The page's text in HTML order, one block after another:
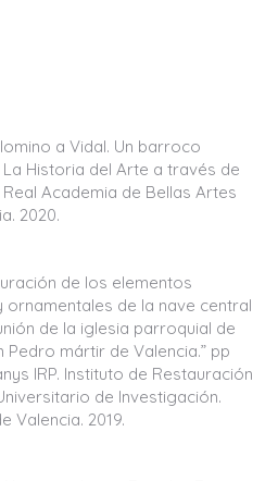
a Vidal. Un barroco
La Historia del Arte a través de
Academia de Bellas Artes
2020.
de los elementos
de la nave central
de la iglesia parroquial de
mártir de Valencia.” pp
IRP. Instituto de Restauración
de Investigación.
Valencia. 2019.